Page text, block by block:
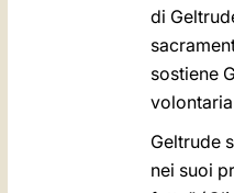
di
sostiene
volontaria
Geltrude
nei suoi